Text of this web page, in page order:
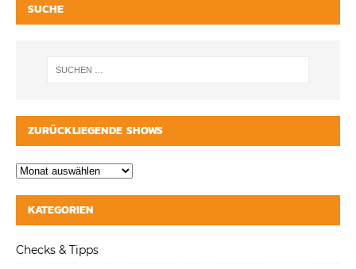
SUCHE
ZURÜCKLIEGENDE SHOWS
KATEGORIEN
Checks & Tipps